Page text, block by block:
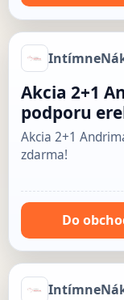
Akcia 2+1
podporu
Akcia 2+1
zdarma!
Do